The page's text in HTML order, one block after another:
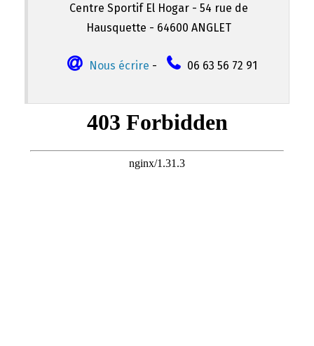
Centre Sportif El Hogar - 54 rue de
Hausquette - 64600 ANGLET
Nous écrire - 06 63 56 72 91